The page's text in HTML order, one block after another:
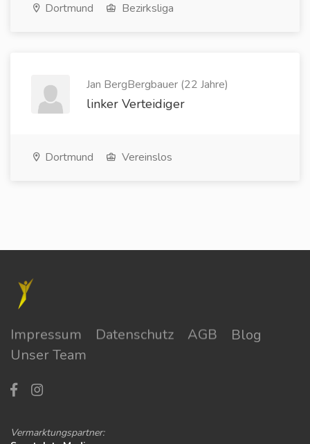
Dortmund Bezirksliga
Jan BergBergbauer (22 Jahre)
linker Verteidiger
Dortmund Vereinslos
Impressum Datenschutz AGB
Blog
Unser Team
Vermarktungspartner: